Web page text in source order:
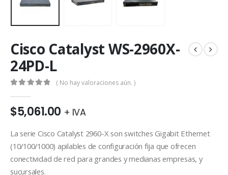
Cisco Catalyst WS-2960X-
24PD-L
( No hay valoraciones aún. )
$5,061.00 + IVA
La serie Cisco Catalyst 2960-X son switches Gigabit Ethernet
(10/100/1000) apilables de configuración fija que ofrecen
conectividad de red para grandes y medianas empresas, y
sucursales.